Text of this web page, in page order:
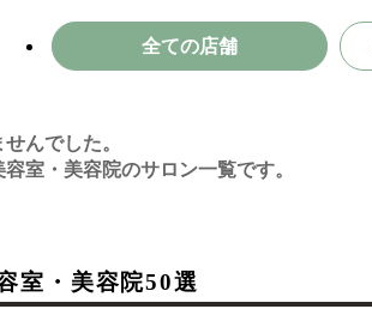
全ての店舗
んでした。
室・美容院のサロン一覧です。
室・美容院50選